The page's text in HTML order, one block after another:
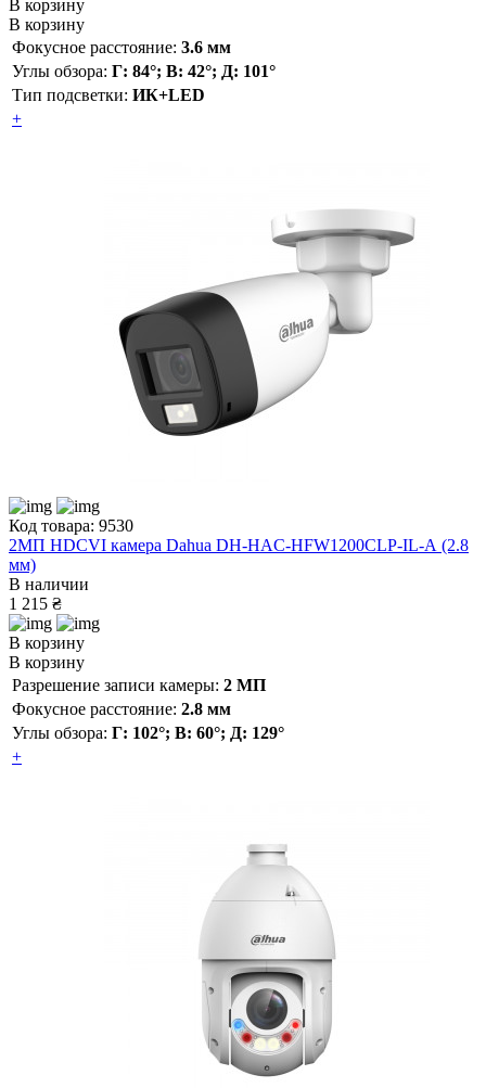
В корзину
В корзину
Фокусное расстояние: 3.6 мм
Углы обзора: Г: 84°; В: 42°; Д: 101°
Тип подсветки: ИК+LED
+
Код товара: 9530
2МП HDCVI камера Dahua DH-HAC-HFW1200CLP-IL-A (2.8
мм)
В наличии
1 215 ₴
В корзину
В корзину
Разрешение записи камеры: 2 МП
Фокусное расстояние: 2.8 мм
Углы обзора: Г: 102°; В: 60°; Д: 129°
+